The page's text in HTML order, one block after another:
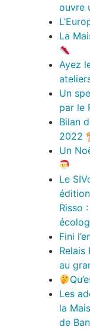
ouvre
La
Ayez
Un
par le
Bilan
2022
Un
Le
Risso
Fini
Relais
au
Les
la
de